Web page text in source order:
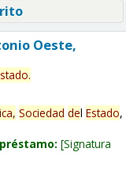
Oeste,
.
Sociedad del Estado,
Signatura